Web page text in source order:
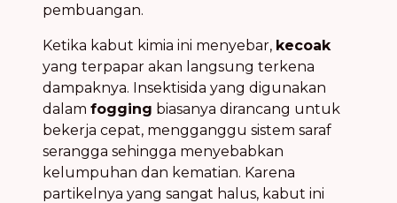
pembuangan.
Ketika kabut kimia ini menyebar, kecoak
yang terpapar akan langsung terkena
dampaknya. Insektisida yang digunakan
dalam fogging biasanya dirancang untuk
bekerja cepat, mengganggu sistem saraf
serangga sehingga menyebabkan
kelumpuhan dan kematian. Karena
partikelnya yang sangat halus, kabut ini